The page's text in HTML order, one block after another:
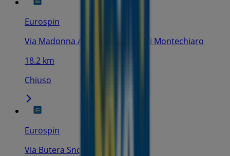
Eurospin
Via Madonna Alotto, 35, Palma di Montechiaro
18.2 km
Chiuso
Eurospin
Via Butera Snc., Gela